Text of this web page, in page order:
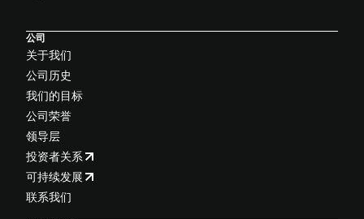
公司
关于我们
公司历史
我们的目标
公司荣誉
领导层
投资者关系
可持续发展
联系我们